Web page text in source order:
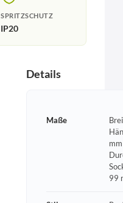
SPRITZSCHUTZ
IP20
Details
Maße
99